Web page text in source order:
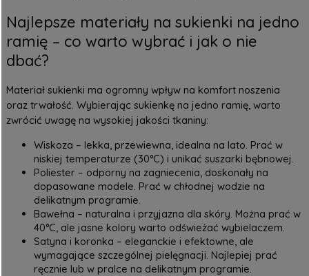
Najlepsze materiały na sukienki na jedno
ramię – co warto wybrać i jak o nie
dbać?
Materiał sukienki ma ogromny wpływ na komfort noszenia
oraz trwałość. Wybierając sukienkę na jedno ramię, warto
zwrócić uwagę na wysokiej jakości tkaniny:
Wiskoza – lekka, przewiewna, idealna na lato. Prać w
niskiej temperaturze (30°C) i unikać suszarki bębnowej.
Poliester – odporny na zagniecenia, doskonały na
dopasowane modele. Prać w chłodnej wodzie na
delikatnym programie.
Bawełna – naturalna i przyjazna dla skóry. Można prać w
40°C, ale jasne kolory warto odświeżać wybielaczem.
Satyna i koronka – eleganckie i efektowne, ale
wymagające szczególnej pielęgnacji. Najlepiej prać
ręcznie lub w pralce na delikatnym programie.